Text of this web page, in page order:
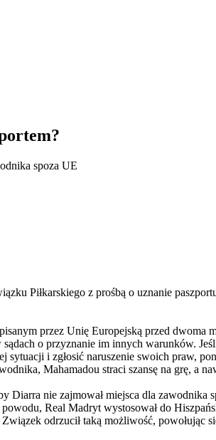
spoza UE
Piłkarskiego z prośbą o uznanie
przez Unię Europejską przed
o przyznanie im innych warunków.
sytuacji i zgłosić naruszenie swoich praw,
Mahamadou straci szansę na grę, a
Diarra nie zajmował miejsca dla zawodnika
Real Madryt wystosował do
odrzucił taką możliwość, powołując